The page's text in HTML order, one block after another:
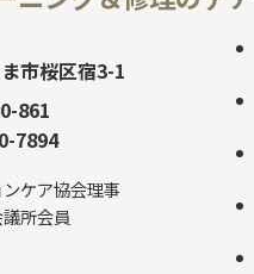
市桜区宿3-1
861
7894
ケア協会理事
所会員